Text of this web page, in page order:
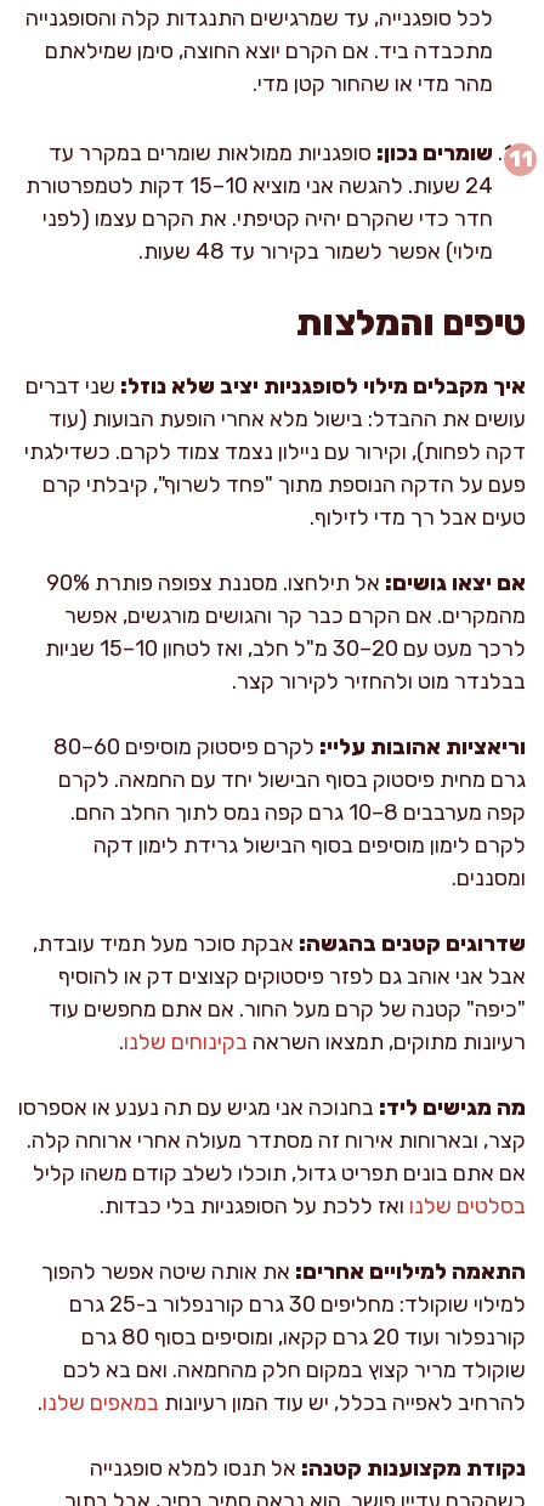
לכל סופגנייה, עד שמרגישים התנגדות קלה והסופגנייה
מתכבדה ביד. אם הקרם יוצא החוצה, סימן שמילאתם
מהר מדי או שהחור קטן מדי.
שומרים נכון: סופגניות ממולאות שומרים במקרר עד
24 שעות. להגשה אני מוציא 10–15 דקות לטמפרטורת
חדר כדי שהקרם יהיה קטיפתי. את הקרם עצמו (לפני
מילוי) אפשר לשמור בקירור עד 48 שעות.
טיפים והמלצות
איך מקבלים מילוי לסופגניות יציב שלא נוזל: שני דברים
עושים את ההבדל: בישול מלא אחרי הופעת הבועות (עוד
דקה לפחות), וקירור עם ניילון נצמד צמוד לקרם. כשדילגתי
פעם על הדקה הנוספת מתוך "פחד לשרוף", קיבלתי קרם
טעים אבל רך מדי לזילוף.
אם יצאו גושים:
אל תילחצו. מסננת צפופה פותרת 90%
מהמקרים. אם הקרם כבר קר והגושים מורגשים, אפשר
לרכך מעט עם 20–30 מ"ל חלב, ואז לטחון 10–15 שניות
בבלנדר מוט ולהחזיר לקירור קצר.
וריאציות אהובות עליי:
לקרם פיסטוק מוסיפים 60–80
גרם מחית פיסטוק בסוף הבישול יחד עם החמאה. לקרם
קפה מערבבים 8–10 גרם קפה נמס לתוך החלב החם.
לקרם לימון מוסיפים בסוף הבישול גרידת לימון דקה
ומסננים.
שדרוגים קטנים בהגשה: אבקת סוכר מעל תמיד עובדת,
אבל אני אוהב גם לפזר פיסטוקים קצוצים דק או להוסיף
"כיפה" קטנה של קרם מעל החור. אם אתם מחפשים עוד
רעיונות מתוקים, תמצאו השראה בקינוחים שלנו.
מה מגישים ליד: בחנוכה אני מגיש עם תה נענע או אספרסו
קצר, ובארוחות אירוח זה מסתדר מעולה אחרי ארוחה קלה.
אם אתם בונים תפריט גדול, תוכלו לשלב קודם משהו קליל
בסלטים שלנו ואז ללכת על הסופגניות בלי כבדות.
התאמה למילויים אחרים: את אותה שיטה אפשר להפוך
למילוי שוקולד: מחליפים 30 גרם קורנפלור ב-25 גרם
קורנפלור ועוד 20 גרם קקאו, ומוסיפים בסוף 80 גרם
שוקולד מריר קצוץ במקום חלק מהחמאה. ואם בא לכם
להרחיב לאפייה בכלל, יש עוד המון רעיונות במאפים שלנו.
נקודת מקצוענות קטנה: אל תנסו למלא סופגנייה